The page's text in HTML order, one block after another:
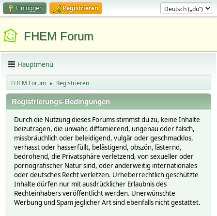
Einloggen Registrieren
FHEM Forum
Hauptmenü
FHEM Forum ► Registrieren
Registrierungs-Bedingungen
Durch die Nutzung dieses Forums stimmst du zu, keine Inhalte
beizutragen, die unwahr, diffamierend, ungenau oder falsch,
missbräuchlich oder beleidigend, vulgär oder geschmacklos,
verhasst oder hasserfüllt, belästigend, obszön, lästernd,
bedrohend, die Privatsphäre verletzend, von sexueller oder
pornografischer Natur sind, oder anderweitig internationales
oder deutsches Recht verletzen. Urheberrechtlich geschützte
Inhalte dürfen nur mit ausdrücklicher Erlaubnis des
Rechteinhabers veröffentlicht werden. Unerwünschte
Werbung und Spam jeglicher Art sind ebenfalls nicht gestattet.